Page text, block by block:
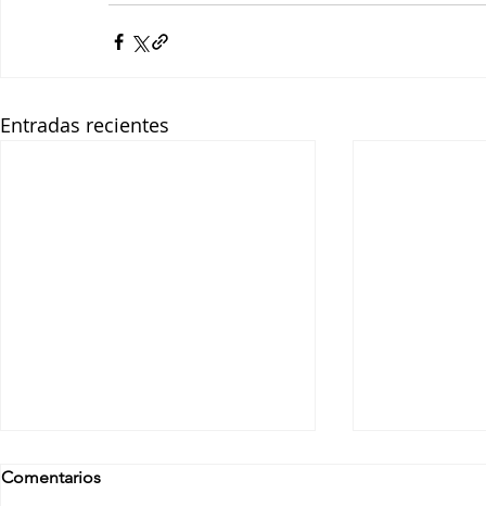
Entradas recientes
Comentarios